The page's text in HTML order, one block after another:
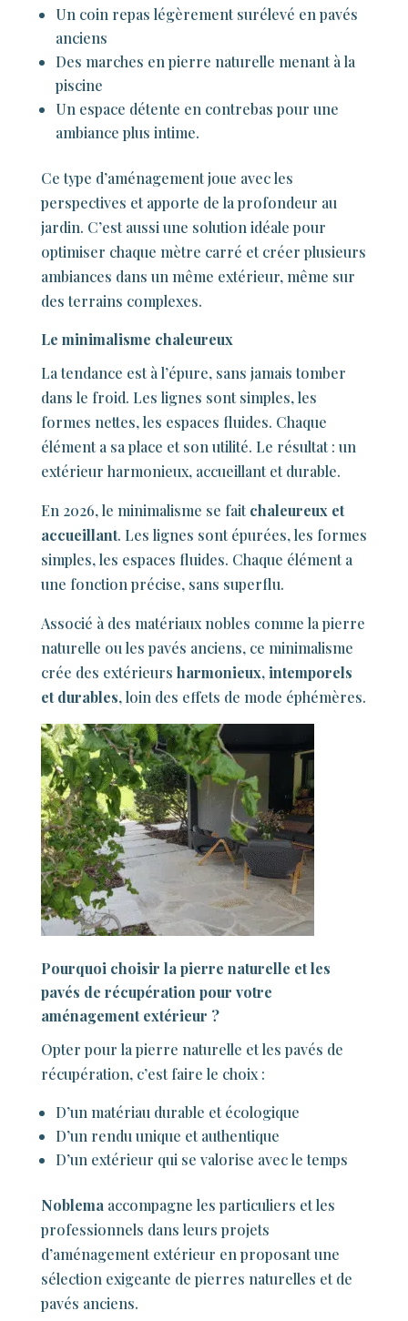
Un coin repas légèrement surélevé en pavés
anciens
Des marches en pierre naturelle menant à la
piscine
Un espace détente en contrebas pour une
ambiance plus intime.
Ce type d’aménagement joue avec les
perspectives et apporte de la profondeur au
jardin. C’est aussi une solution idéale pour
optimiser chaque mètre carré et créer plusieurs
ambiances dans un même extérieur, même sur
des terrains complexes.
Le minimalisme chaleureux
La tendance est à l’épure, sans jamais tomber
dans le froid. Les lignes sont simples, les
formes nettes, les espaces fluides. Chaque
élément a sa place et son utilité. Le résultat : un
extérieur harmonieux, accueillant et durable.
En 2026, le minimalisme se faitchaleureux et
accueillant. Les lignes sont épurées, les formes
simples, les espaces fluides. Chaque élément a
une fonction précise, sans superflu.
Associé à des matériaux nobles comme la pierre
naturelle ou les pavés anciens, ce minimalisme
crée des extérieurs harmonieux, intemporels
et durables, loin des effets de mode éphémères.
Pourquoi choisir la pierre naturelle et les
pavés de récupération pour votre
aménagement extérieur ?
Opter pour la pierre naturelle et les pavés de
récupération, c’est faire le choix :
D’un matériau durable et écologique
D’un rendu unique et authentique
D’un extérieur qui se valorise avec le temps
Noblemaaccompagne les particuliers et les
professionnels dans leurs projets
d’aménagement extérieur en proposant une
sélection exigeante de pierres naturelles et de
pavés anciens.